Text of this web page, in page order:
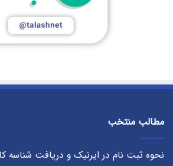
مطالب منتخب
نحوه ثبت نام در ایرنیک و دریافت شناسه